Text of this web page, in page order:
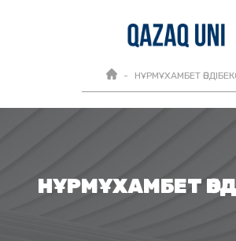
НҰРМҰХАМБЕТ
НҰРМҰХАМБЕТ